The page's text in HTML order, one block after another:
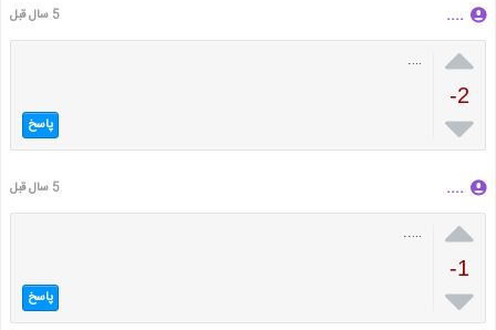
.... 5 سال قبل

-2

….
پاسخ
.... 5 سال قبل

-1

…..
پاسخ